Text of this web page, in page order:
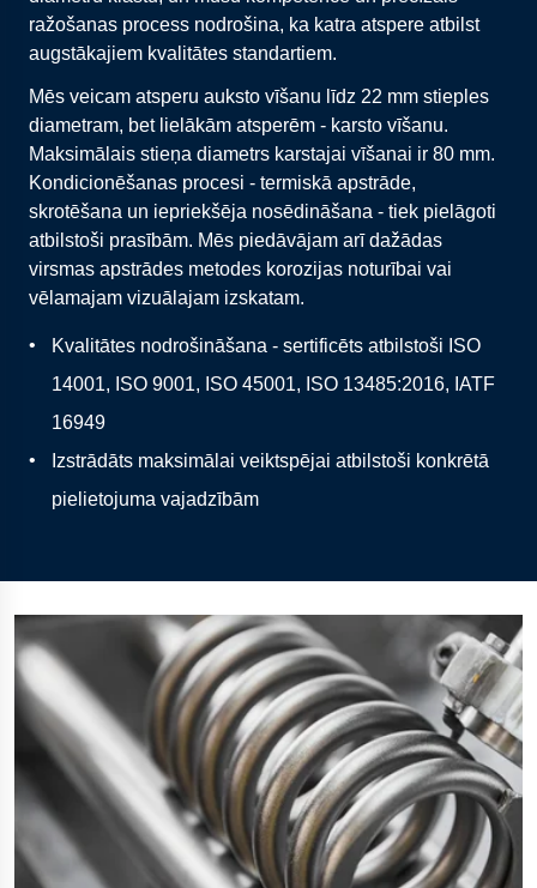
ražošanas process nodrošina, ka katra atspere atbilst
augstākajiem kvalitātes standartiem.
Mēs veicam atsperu auksto vīšanu līdz 22 mm stieples
diametram, bet lielākām atsperēm - karsto vīšanu.
Maksimālais stieņa diametrs karstajai vīšanai ir 80 mm.
Kondicionēšanas procesi - termiskā apstrāde,
skrotēšana un iepriekšēja nosēdināšana - tiek pielāgoti
atbilstoši prasībām. Mēs piedāvājam arī dažādas
virsmas apstrādes metodes korozijas noturībai vai
vēlamajam vizuālajam izskatam.
Kvalitātes nodrošināšana - sertificēts atbilstoši ISO
14001, ISO 9001, ISO 45001, ISO 13485:2016, IATF
16949
Izstrādāts maksimālai veiktspējai atbilstoši konkrētā
pielietojuma vajadzībām